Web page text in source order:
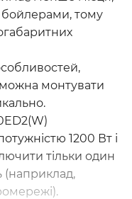
тому
можна монтувати
1200 Вт і
тільки один
(наприклад,